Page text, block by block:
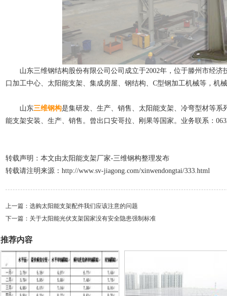
山东三维钢结构股份有限公司公司成立于2002年，位于滕州市经济
口加工中心、太阳能支架、集成房屋、钢结构、C型钢加工机械等，机械
山东三维钢构是集研发、生产、销售、太阳能支架、冷弯型材等系
能支架安装、生产、销售。曾出口安哥拉、刚果等国家。业务联系：
转载声明：本文由太阳能支架厂家-三维钢构整理发布
转载请注明来源：http://www.sv-jiagong.com/xinwendongtai/333.html
上一篇： 选购太阳能支架配件我们应该注意的问题
下一篇： 关于太阳能光伏支架国家没有安全隐患强制标准
推荐内容